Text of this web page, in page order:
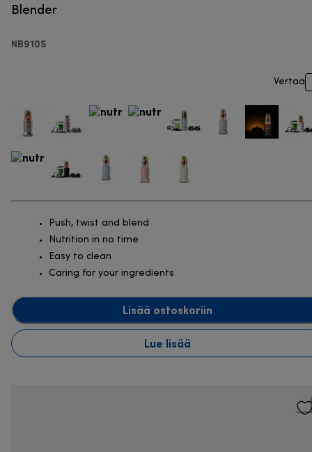
Blender
NB910S
Vertaa
Push, twist and blend
Nutrition in no time
Easy to clean
Caring for your ingredients
Lisää ostoskoriin
Lue lisää